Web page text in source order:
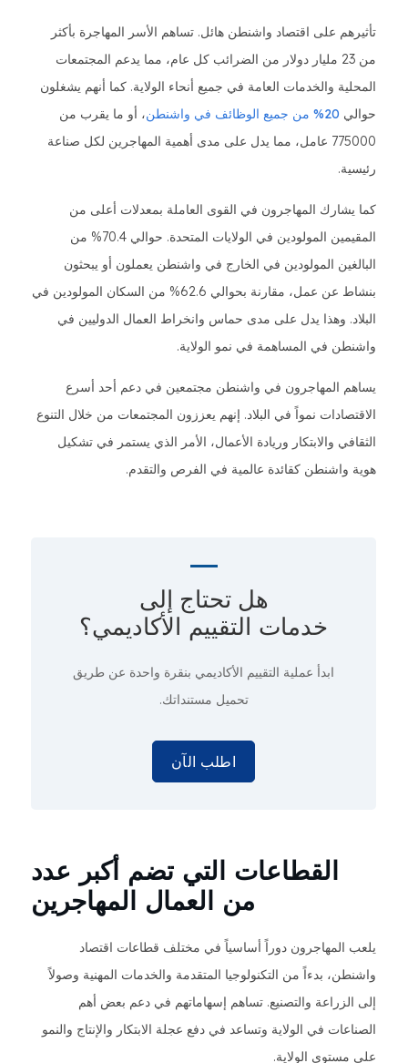
تأثيرهم على اقتصاد واشنطن هائل. تساهم الأسر المهاجرة بأكثر
من 23 مليار دولار من الضرائب كل عام، مما يدعم المجتمعات
المحلية والخدمات العامة في جميع أنحاء الولاية. كما أنهم يشغلون
حوالي 20% من جميع الوظائف في واشنطن
، أو ما يقرب من
775000 عامل، مما يدل على مدى أهمية المهاجرين لكل صناعة
رئيسية.
كما يشارك المهاجرون في القوى العاملة بمعدلات أعلى من
المقيمين المولودين في الولايات المتحدة. حوالي 70.4% من
البالغين المولودين في الخارج في واشنطن يعملون أو يبحثون
بنشاط عن عمل، مقارنة بحوالي 62.6% من السكان المولودين في
البلاد. وهذا يدل على مدى حماس وانخراط العمال الدوليين في
واشنطن في المساهمة في نمو الولاية.
يساهم المهاجرون في واشنطن مجتمعين في دعم أحد أسرع
الاقتصادات نمواً في البلاد. إنهم يعززون المجتمعات من خلال التنوع
الثقافي والابتكار وريادة الأعمال، الأمر الذي يستمر في تشكيل
هوية واشنطن كقائدة عالمية في الفرص والتقدم.
هل تحتاج إلى
خدمات التقييم الأكاديمي؟
ابدأ عملية التقييم الأكاديمي بنقرة واحدة عن طريق
تحميل مستنداتك.
اطلب الآن
القطاعات التي تضم أكبر عدد
من العمال المهاجرين
يلعب المهاجرون دوراً أساسياً في مختلف قطاعات اقتصاد
واشنطن، بدءاً من التكنولوجيا المتقدمة والخدمات المهنية وصولاً
إلى الزراعة والتصنيع. تساهم إسهاماتهم في دعم بعض أهم
الصناعات في الولاية وتساعد في دفع عجلة الابتكار والإنتاج والنمو
على مستوى الولاية.